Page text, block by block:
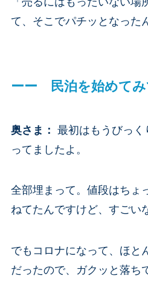
て、そこでパチッとなった
ーー 民泊を始めて
奥さま ： 最初はもうびっく
ってましたよ。
全部埋まって。値段はちょ
ねてたんですけど、すごい
でもコロナになって、ほと
だったので、ガクッと落ち